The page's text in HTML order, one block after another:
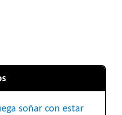
soñar con estar